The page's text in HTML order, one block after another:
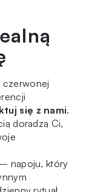
się z nami.
doradzą Ci,
napoju, który